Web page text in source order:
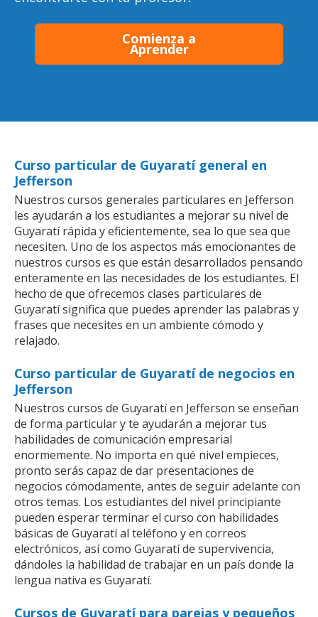
Comienza a
Aprender
Curso particular de Guyaratí general en
Jefferson
Nuestros cursos generales particulares en Jefferson
les ayudarán a los estudiantes a mejorar su nivel de
Guyaratí rápida y eficientemente, sea lo que sea que
necesiten. Uno de los aspectos más emocionantes de
nuestros cursos es que están desarrollados pensando
enteramente en las necesidades de los estudiantes. El
hecho de que ofrecemos clases particulares de
Guyaratí significa que puedes aprender las palabras y
frases que necesites en un ambiente cómodo y
relajado.
Curso particular de Guyaratí de negocios en
Jefferson
Nuestros cursos de Guyaratí en Jefferson se enseñan
de forma particular y te ayudarán a mejorar tus
habilidades de comunicación empresarial
enormemente. No importa en qué nivel empieces,
pronto serás capaz de dar presentaciones de
negocios cómodamente, antes de seguir adelante con
otros temas. Los estudiantes del nivel principiante
pueden esperar terminar el curso con habilidades
básicas de Guyaratí al teléfono y en correos
electrónicos, así como Guyaratí de supervivencia,
dándoles la habilidad de trabajar en un país donde la
lengua nativa es Guyaratí.
Cursos de Guyaratí para parejas y pequeños